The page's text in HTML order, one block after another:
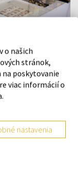
o našich
stránok,
na poskytovanie
viac informácií o
nastavenia